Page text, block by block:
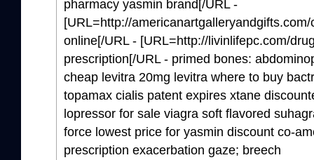
pharmacy yasmin brand[/URL -
[URL=http://
online[/URL - [URL=http://livinlifepc.com/
prescription[/URL - primed bones:
cheap levitra 20mg levitra where to buy
topamax cialis patent expires xtane
lopressor for sale viagra soft flavored
force lowest price for yasmin discount co-
prescription exacerbation gaze; breech